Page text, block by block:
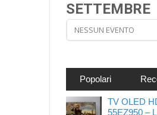
SETTEMBRE
NESSUN EVENTO
Popolari
TV OLED
55EZ950 –